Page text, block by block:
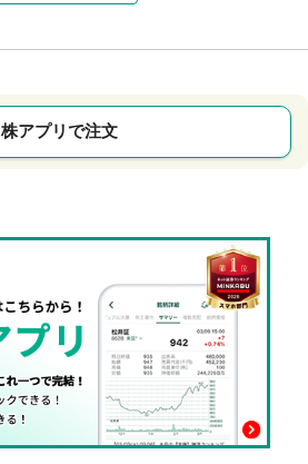
株アプリで注文